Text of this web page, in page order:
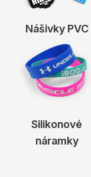
Nášivky PVC
Silikonové
náramky